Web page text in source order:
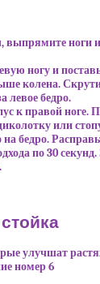
выпрямите ноги
ногу и
колена.
левое бедро.
к правой ноге.
или
бедро.
по 30